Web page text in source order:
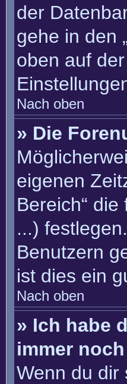
der
gehe in den
oben auf
Nach oben
» Die
eigenen
Bereich“
...)
Benutzern
ist dies ein
Nach oben
» Ich habe
immer
Wenn du dir